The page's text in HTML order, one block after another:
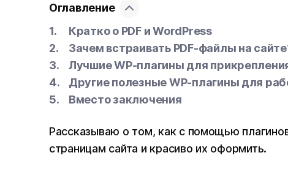
Оглавление
Кратко о PDF и WordPress
Зачем встраивать PDF-файлы на
Лучшие WP-плагины для
Другие полезные WP-плагины для
Вместо заключения
Рассказываю о том, как с помощью
страницам сайта и красиво их оформить.